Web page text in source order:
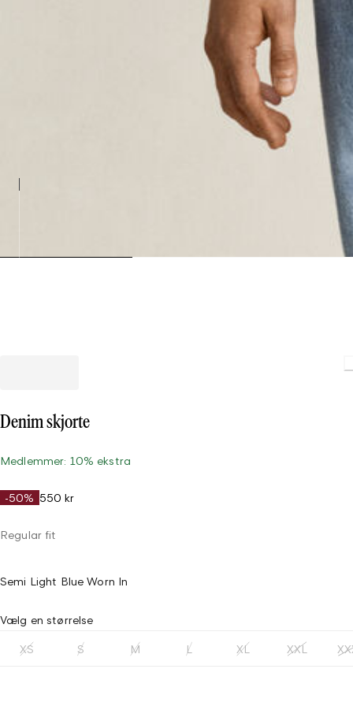
Denim skjorte
Medlemmer: 10% ekstra
-50% 550 kr
Regular fit
Semi Light Blue Worn In
Vælg en størrelse
XS S M L XL XXL